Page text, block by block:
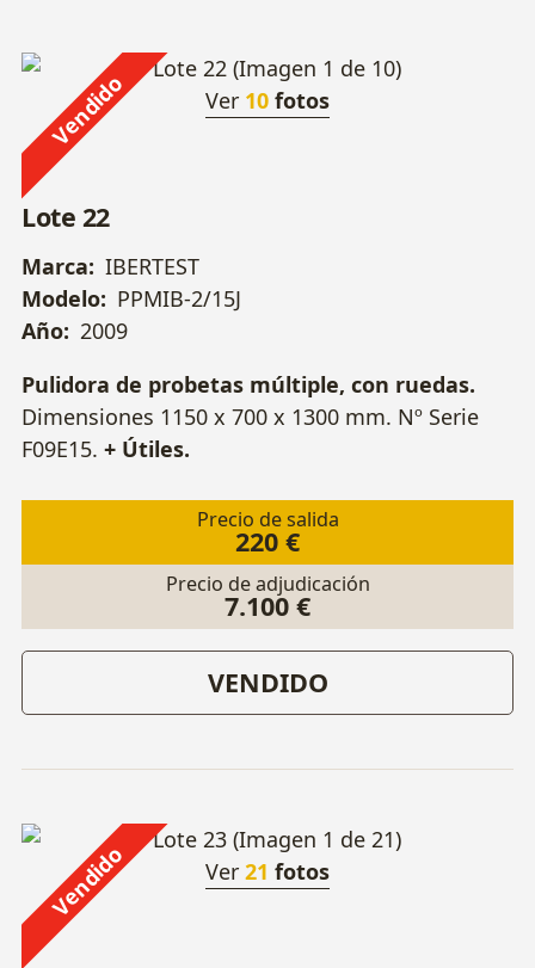
Vendido Ver 10 fotos
Lote 22
Marca: IBERTEST
Modelo: PPMIB-2/15J
Año: 2009
Pulidora de probetas múltiple, con ruedas.
Dimensiones 1150 x 700 x 1300 mm. Nº Serie
F09E15. + Útiles.
Precio de salida
220 €
Precio de adjudicación
7.100 €
VENDIDO
Vendido Ver 21 fotos